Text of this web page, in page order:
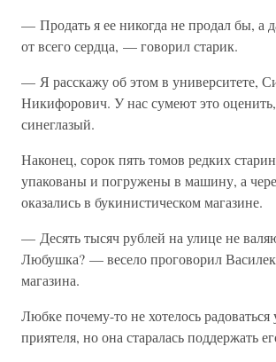
— Продать я ее никогда не продал бы, а
от всего сердца, — говорил старик.
— Я расскажу об этом в университете,
Никифорович. У нас сумеют это
синеглазый.
Наконец, сорок пять томов редких
упакованы и погружены в машину, а
оказались в букинистическом магазине.
— Десять тысяч рублей на улице не
Любушка? — весело проговорил
магазина.
Любке почему-то не хотелось радоваться
приятеля, но она старалась поддержать